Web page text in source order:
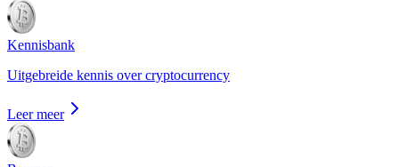
Kennisbank
Uitgebreide kennis over cryptocurrency
Leer meer